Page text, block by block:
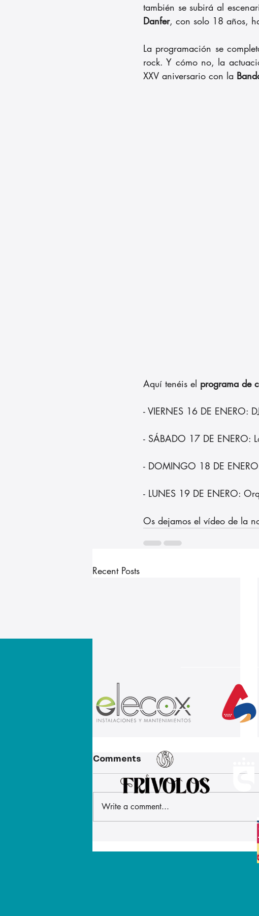
también se subirá al
Danfer, con solo 18 años,
La programación se
rock. Y cómo no, la
XXV aniversario con la
Aquí tenéis el programa de
- VIERNES 16 DE ENERO:
- SÁBADO 17 DE ENERO:
- DOMINGO 18 DE
- LUNES 19 DE ENERO:
Os dejamos el vídeo de la
Recent Posts
Comments
Write a comment...